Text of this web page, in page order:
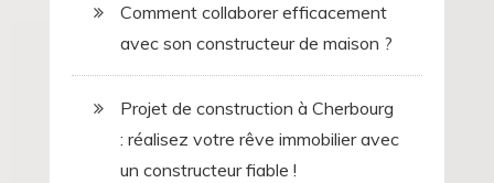
Comment collaborer efficacement
avec son constructeur de maison ?
Projet de construction à Cherbourg
: réalisez votre rêve immobilier avec
un constructeur fiable !